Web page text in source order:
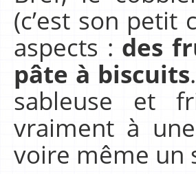
(c’est son petit
aspects : des
pâte à biscuits
sableuse et
vraiment à
voire même un